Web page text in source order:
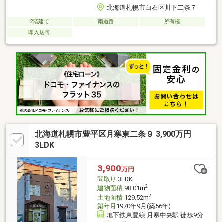
北海道札幌市白石区川下二条７
2階建て 南道路
所有権
即入居可
北海道札幌市豊平区月寒東二条９ 3,900万円
3LDK
3,900万円
間取り 3LDK
建物面積98.01m2
土地面積129.52m2
築年月 1970年9月(築56年)
地下鉄東豊線 月寒中央駅 徒歩9分